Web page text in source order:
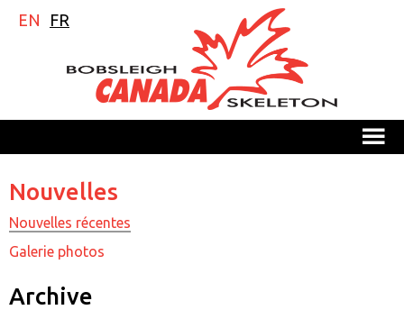
EN FR
M
Nouvelles
Nouvelles récentes
Galerie photos
Archive